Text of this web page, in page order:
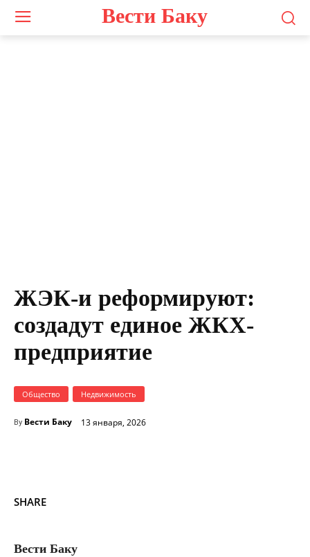
Вести Баку
ЖЭК-и реформируют:
создадут единое ЖКХ-
предприятие
Общество Недвижимость
By Вести Баку 13 января, 2026
SHARE
Вести Баку